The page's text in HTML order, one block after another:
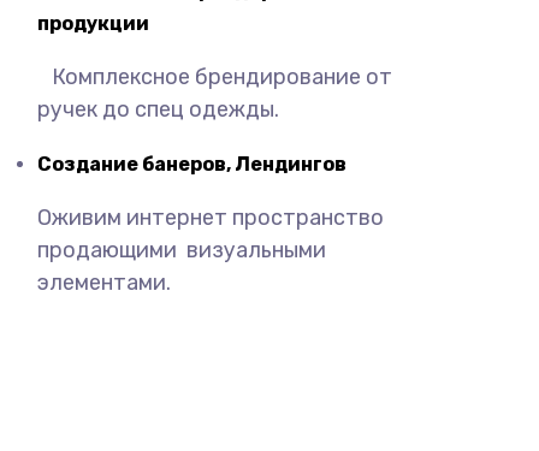
продукции
Комплексное брендирование от
ручек до спец одежды.
Создание банеров, Лендингов
Оживим интернет пространство
продающими визуальными
элементами.